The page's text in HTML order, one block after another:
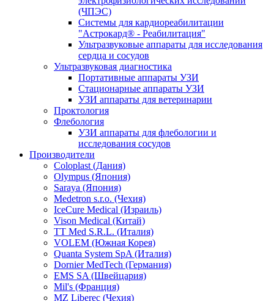
(ЧПЭС)
Системы для кардиореабилитации
"Астрокард® - Реабилитация"
Ультразвуковые аппараты для исследования
сердца и сосудов
Ультразвуковая диагностика
Портативные аппараты УЗИ
Стационарные аппараты УЗИ
УЗИ аппараты для ветеринарии
Проктология
Флебология
УЗИ аппараты для флебологии и
исследования сосудов
Производители
Coloplast (Дания)
Olympus (Япония)
Saraya (Япония)
Medetron s.r.o. (Чехия)
IceCure Medical (Израиль)
Vison Medical (Китай)
TT Med S.R.L. (Италия)
VOLEM (Южная Корея)
Quanta System SpA (Италия)
Dornier MedTech (Германия)
EMS SA (Швейцария)
Mil's (Франция)
MZ Liberec (Чехия)